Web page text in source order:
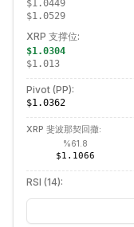
$1.0449
$1.0529
XRP 支撑位:
$1.0304
$1.013
Pivot (PP):
$1.0362
XRP 斐波那契回撤:
%61.8
$1.1066
RSI (14):